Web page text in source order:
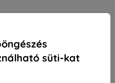
süti-kat